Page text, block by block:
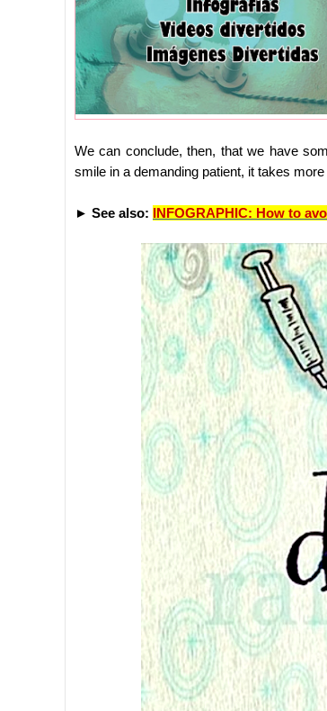
We can conclude, then, that we have
smile in a demanding patient, it takes
► See also: INFOGRAPHIC: How to